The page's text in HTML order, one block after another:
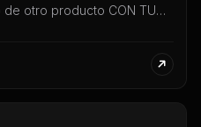
otro producto CON TU
bloqueada